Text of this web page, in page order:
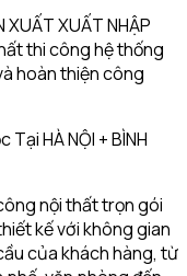
XUẤT NHẬP
thi công hệ thống
hoàn thiện công
HÀ NỘI + BÌNH
nội thất trọn gói
kế với không gian
của khách hàng, từ